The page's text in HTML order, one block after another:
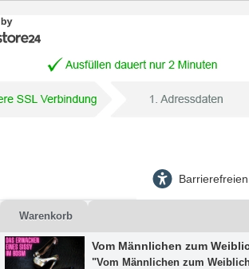
Warenkorb
Vom Männlichen zum
"Vom Männlichen zum